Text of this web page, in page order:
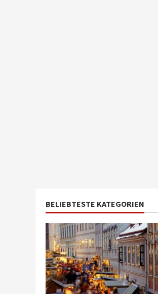
BELIEBTESTE KATEGORIEN